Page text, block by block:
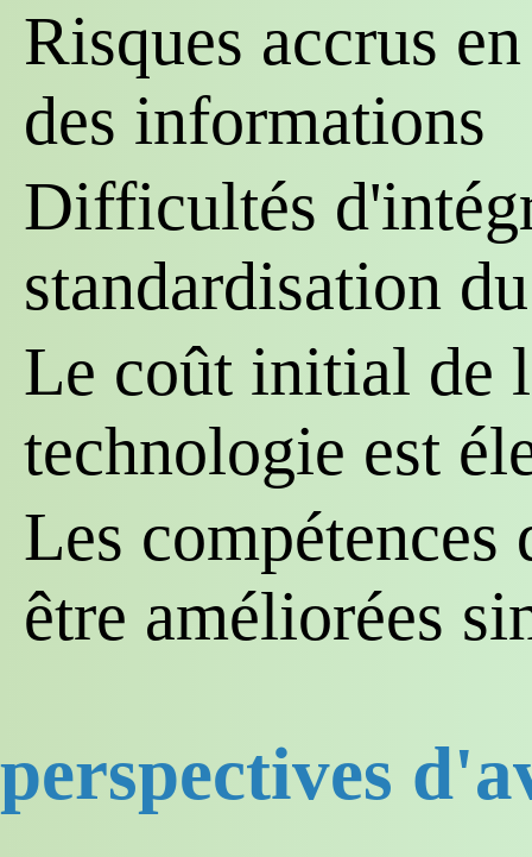
Risques accrus
des informations
Difficultés
standardisation
Le coût initial de
technologie est
Les
être améliorées
perspectives